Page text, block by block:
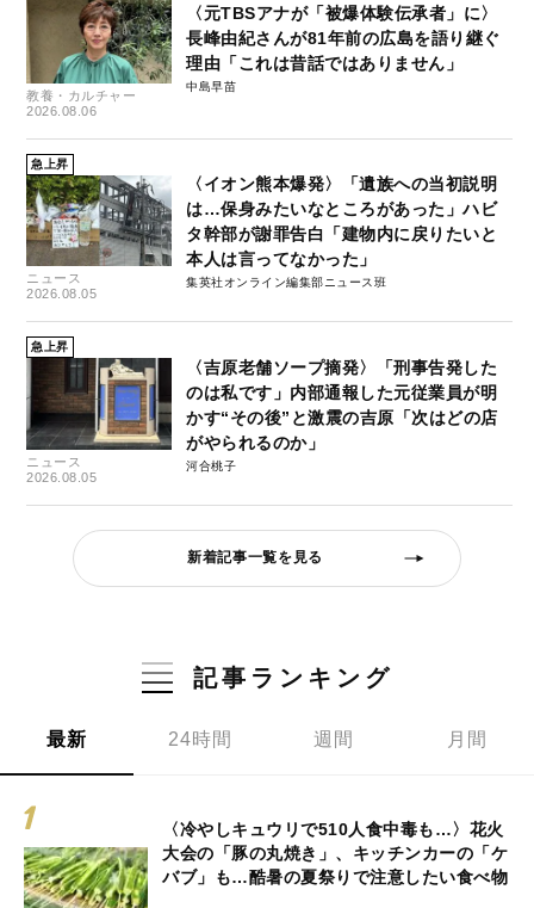
教養・カルチャー
2026.08.06
〈元TBSアナが「被爆体験伝承者」に〉
長峰由紀さんが81年前の広島を語り継ぐ
理由「これは昔話ではありません」
中島早苗
急上昇
ニュース
2026.08.05
〈イオン熊本爆発〉「遺族への当初説明
は…保身みたいなところがあった」ハビ
タ幹部が謝罪告白「建物内に戻りたいと
本人は言ってなかった」
集英社オンライン編集部ニュース班
急上昇
ニュース
2026.08.05
〈吉原老舗ソープ摘発〉「刑事告発した
のは私です」内部通報した元従業員が明
かす“その後”と激震の吉原「次はどの店
がやられるのか」
河合桃子
新着記事一覧を見る
記事ランキング
最新 24時間 週間 月間
〈冷やしキュウリで510人食中毒も…〉花火
大会の「豚の丸焼き」、キッチンカーの「ケ
バブ」も…酷暑の夏祭りで注意したい食べ物